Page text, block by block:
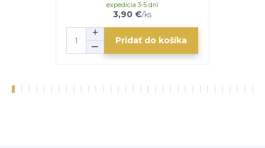
3,90 €/ks
expedícia 3-5 dní
Pridať do košíka